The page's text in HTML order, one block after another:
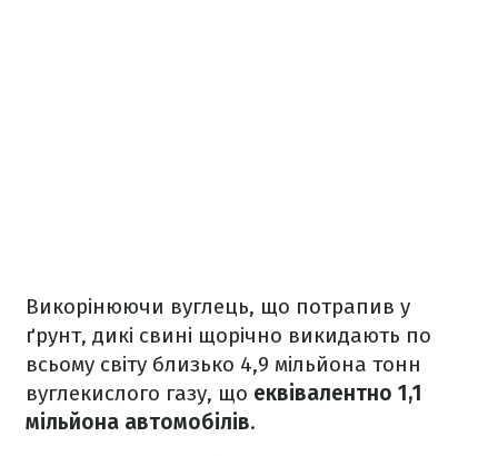
Викорінюючи вуглець, що потрапив у
ґрунт, дикі свині щорічно викидають по
всьому світу близько 4,9 мільйона тонн
вуглекислого газу, що еквівалентно 1,1
мільйона автомобілів.